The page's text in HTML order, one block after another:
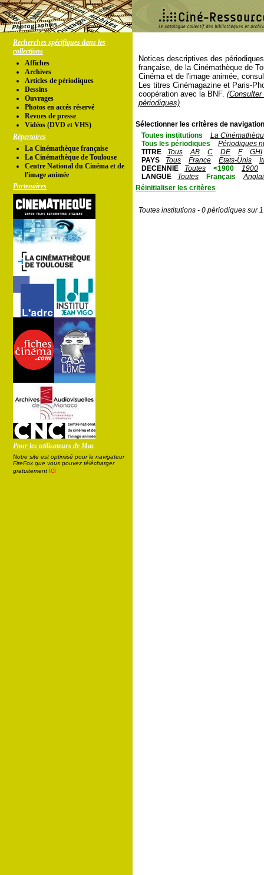
Recherches spécifiques dans les
collections
Affiches
Archives
Articles de périodiques
Dessins
Ouvrages
Photos en accés réservé
Revues de presse
Vidéos (DVD et VHS)
Répertoires
La Cinémathèque française
La Cinémathèque de Toulouse
Centre National du Cinéma et de
l'image animée
Partenaires
Pour les utilisateurs de Mac
Notre site est optimisé pour le navigateur
FireFox que vous pouvez télécharger
gratuitement ici
Notices descriptives des
française, de la Cinémathèque de
Cinéma et de l'image animée,
Les titres Cinémagazine et Paris-
coopération avec la BNF.
périodiques)
Sélectionner les critères de
Toutes institutions
La
Tous les périodiques
Périodiques
TITRE
Tous AB C DE F
GHI
PAYS
Tous France Etats-Unis
DECENNIE
Toutes <1900
1900
LANGUE
Toutes Français
Réinitialiser les critères
Toutes institutions - 0 périodiques sur